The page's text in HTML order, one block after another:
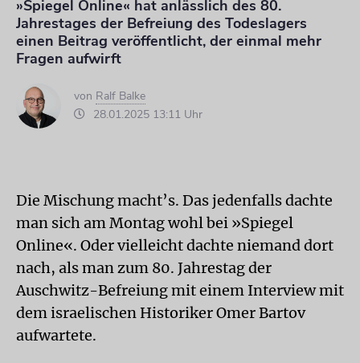
»Spiegel Online« hat anlässlich des 80.
Jahrestages der Befreiung des Todeslagers
einen Beitrag veröffentlicht, der einmal mehr
Fragen aufwirft
von Ralf Balke
28.01.2025 13:11 Uhr
Die Mischung macht’s. Das jedenfalls dachte
man sich am Montag wohl bei »Spiegel
Online«. Oder vielleicht dachte niemand dort
nach, als man zum 80. Jahrestag der
Auschwitz-Befreiung mit einem Interview mit
dem israelischen Historiker Omer Bartov
aufwartete.